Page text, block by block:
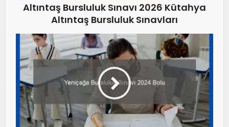
Altıntaş Bursluluk Sınavı 2026 Kütahya
Altıntaş Bursluluk Sınavları